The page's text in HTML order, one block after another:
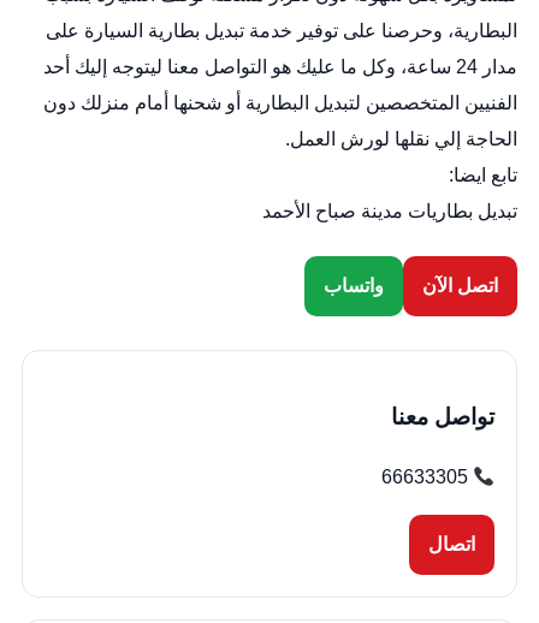
البطارية، وحرصنا على توفير خدمة تبديل بطارية السيارة على
مدار 24 ساعة، وكل ما عليك هو التواصل معنا ليتوجه إليك أحد
الفنيين المتخصصين لتبديل البطارية أو شحنها أمام منزلك دون
الحاجة إلي نقلها لورش العمل.
تابع ايضا:
تبديل بطاريات مدينة صباح الأحمد
اتصل الآن واتساب
تواصل معنا
66633305
اتصال